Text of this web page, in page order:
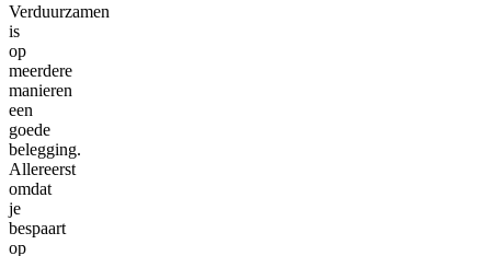
Verduurzamen
is
op
meerdere
manieren
een
goede
belegging.
Allereerst
omdat
je
bespaart
op